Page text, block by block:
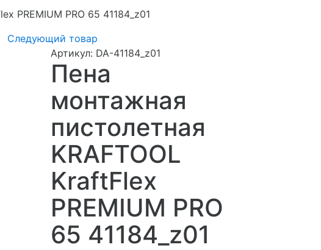
PREMIUM PRO 65 41184_z01
Следующий товар
Артикул: DA-41184_z01
Пена
монтажная
пистолетная
KRAFTOOL
KraftFlex
PREMIUM PRO
65 41184_z01